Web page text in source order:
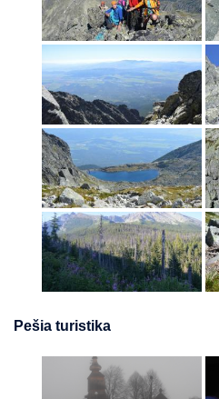
Pešia turistika